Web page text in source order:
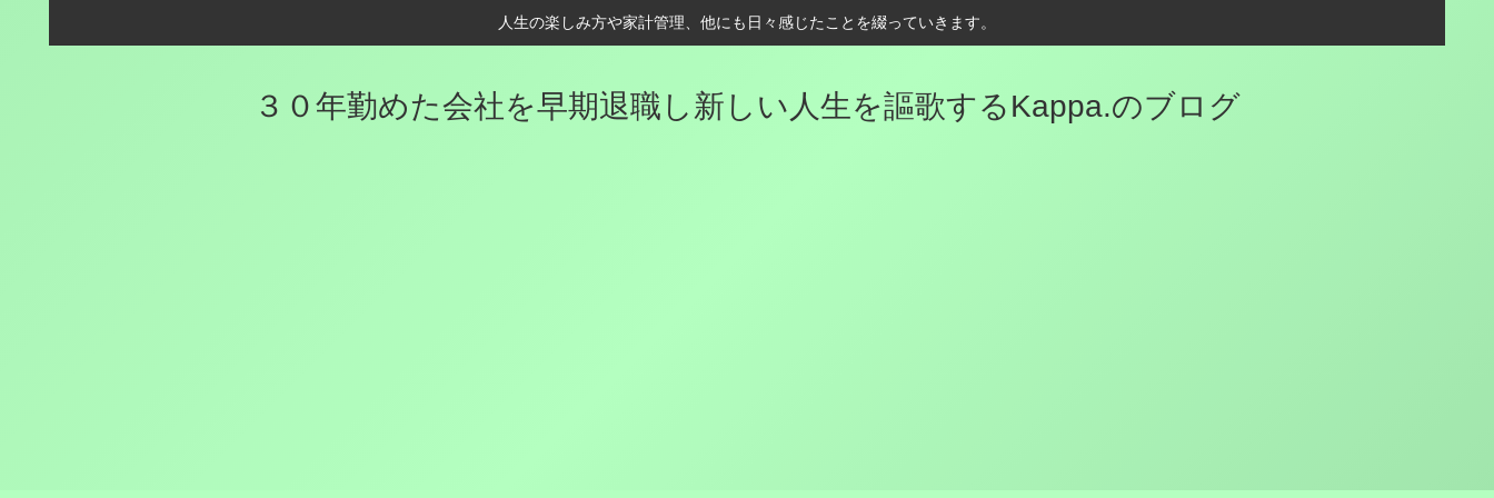
人生の楽しみ方や家計管理、他にも日々感じたことを綴っていきます。
３０年勤めた会社を早期退職し新しい人生を謳歌するKappa.のブログ